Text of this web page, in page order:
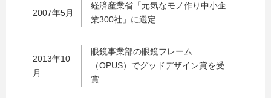
2007年5月
経済産業省「元気なモノ作り中小企
業300社」に選定
2013年10
月
眼鏡事業部の眼鏡フレーム
（OPUS）でグッドデザイン賞を受
賞